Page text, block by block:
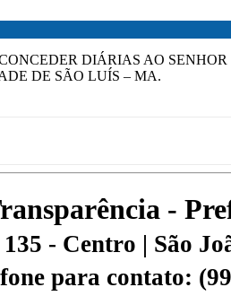
DIÁRIAS AO
DE SÃO LUÍS – MA.
-
- Centro | São
para contato: